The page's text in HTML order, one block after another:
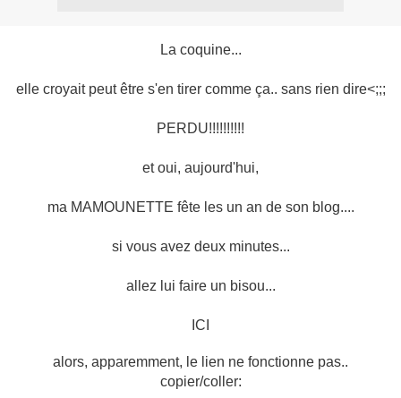
La coquine...
elle croyait peut être s'en tirer comme ça.. sans rien dire<;;;
PERDU!!!!!!!!!!
et oui, aujourd'hui,
ma MAMOUNETTE fête les un an de son blog....
si vous avez deux minutes...
allez lui faire un bisou...
ICI
alors, apparemment, le lien ne fonctionne pas..
copier/coller: